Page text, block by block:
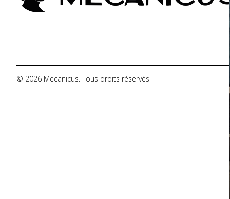
© 2026 Mecanicus. Tous droits réservés